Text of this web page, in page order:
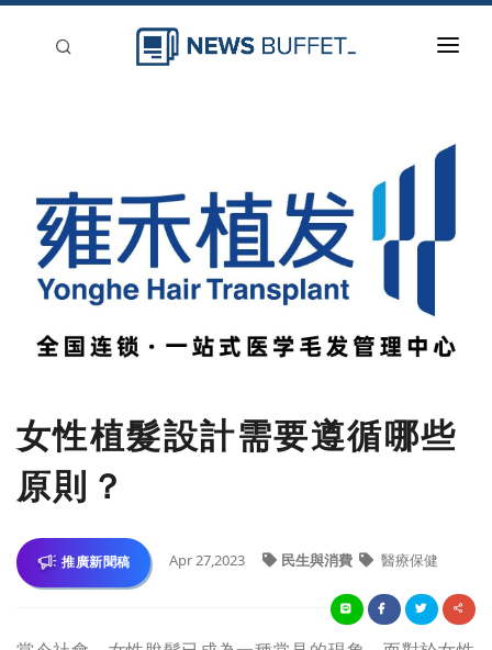
登入
刊登
女性植髮設計需要遵循哪些
原則？
推廣新聞稿 Apr 27,2023 民生與消費 醫療保健